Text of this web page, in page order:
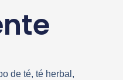
de té, té herbal,